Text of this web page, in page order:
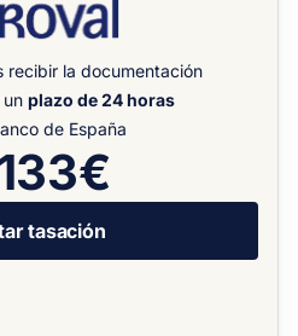
recibir la documentación
plazo de 24 horas
de España
tasación